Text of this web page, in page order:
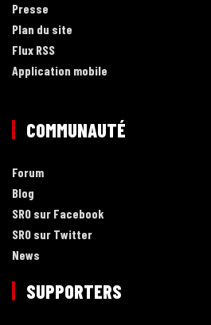
Presse
Plan du site
Flux RSS
Application mobile
COMMUNAUTÉ
Forum
Blog
SRO sur Facebook
SRO sur Twitter
News
SUPPORTERS